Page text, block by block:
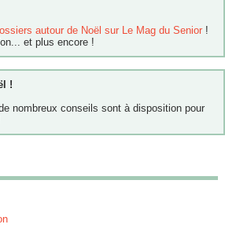
autour de Noël sur Le Mag du Senior !
et plus encore !
!
nombreux conseils sont à disposition pour